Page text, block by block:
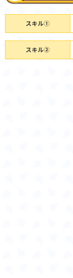
スキル①
スキル②